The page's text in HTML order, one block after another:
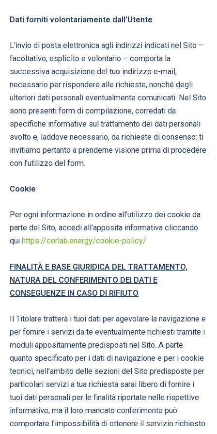
Dati forniti volontariamente dall’Utente
L’invio di posta elettronica agli indirizzi indicati nel Sito –
facoltativo, esplicito e volontario – comporta la
successiva acquisizione del tuo indirizzo e-mail,
necessario per rispondere alle richieste, nonché degli
ulteriori dati personali eventualmente comunicati. Nel Sito
sono presenti form di compilazione, corredati da
specifiche informative sul trattamento dei dati personali
svolto e, laddove necessario, da richieste di consenso: ti
invitiamo pertanto a prenderne visione prima di procedere
con l’utilizzo del form.
Cookie
Per ogni informazione in ordine all’utilizzo dei cookie da
parte del Sito, accedi all’apposita informativa cliccando
qui https://cerlab.energy/cookie-policy/
FINALITÀ E BASE GIURIDICA DEL TRATTAMENTO,
NATURA DEL CONFERIMENTO DEI DATI E
CONSEGUENZE IN CASO DI RIFIUTO
Il Titolare tratterà i tuoi dati per agevolare la navigazione e
per fornire i servizi da te eventualmente richiesti tramite i
moduli appositamente predisposti nel Sito. A parte
quanto specificato per i dati di navigazione e per i cookie
tecnici, nell’ambito delle sezioni del Sito predisposte per
particolari servizi a tua richiesta sarai libero di fornire i
tuoi dati personali per le finalità riportate nelle rispettive
informative, ma il loro mancato conferimento può
comportare l’impossibilità di ottenere il servizio richiesto.